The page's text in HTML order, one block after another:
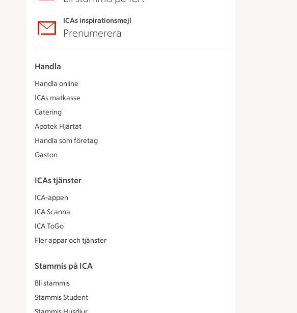
ICAs inspirationsmejl
Prenumerera
Handla
Handla online
ICAs matkasse
Catering
Apotek Hjärtat
Handla som företag
Gaston
ICAs tjänster
ICA-appen
ICA Scanna
ICA ToGo
Fler appar och tjänster
Stammis på ICA
Bli stammis
Stammis Student